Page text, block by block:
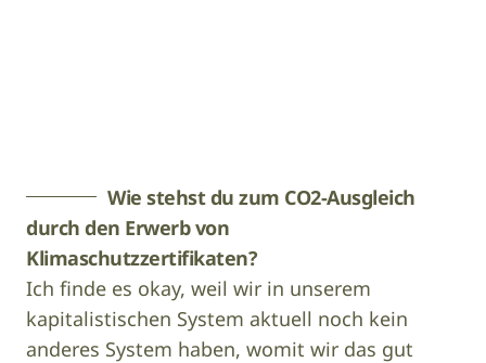
Wie stehst du zum CO2-Ausgleich
durch den Erwerb von
Klimaschutzzertifikaten?
Ich finde es okay, weil wir in unserem
kapitalistischen System aktuell noch kein
anderes System haben, womit wir das gut